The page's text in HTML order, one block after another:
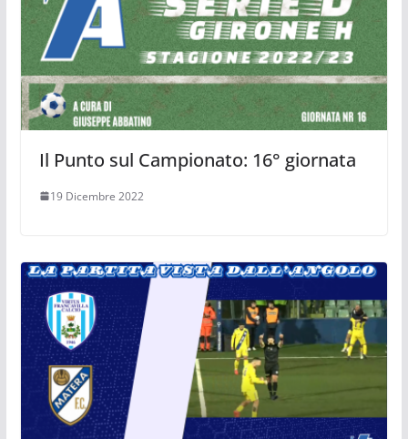
Il Punto sul Campionato: 16° giornata
19 Dicembre 2022